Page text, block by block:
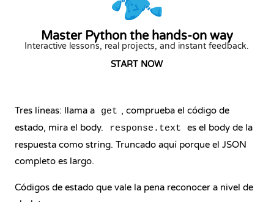
Master Python the hands-on way
Interactive lessons, real projects, and instant feedback.
START NOW
Tres líneas: llama a get , comprueba el código de
estado, mira el body.
response.text
es el body de la
respuesta como string. Truncado aquí porque el JSON
completo es largo.
Códigos de estado que vale la pena reconocer a nivel de